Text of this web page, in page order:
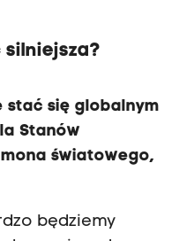
silniejsza?
stać się globalnym
Stanów
światowego,
będziemy